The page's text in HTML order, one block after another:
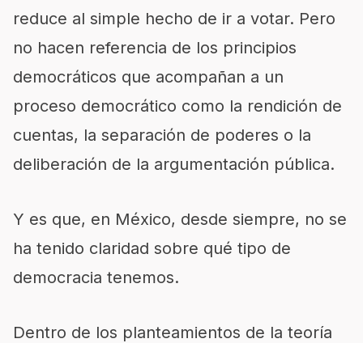
reduce al simple hecho de ir a votar. Pero
no hacen referencia de los principios
democráticos que acompañan a un
proceso democrático como la rendición de
cuentas, la separación de poderes o la
deliberación de la argumentación pública.
Y es que, en México, desde siempre, no se
ha tenido claridad sobre qué tipo de
democracia tenemos.
Dentro de los planteamientos de la teoría